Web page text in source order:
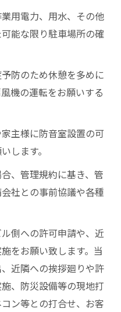
用電力、用水、その他
能な限り駐車場所の確
防のため休憩を多めに
機の運転をお願いする
主様に防音室設置の可
します。
、管理規約に基き、管
社との事前協議や各種
側への許可申請や、近
をお願い致します。当
近隣への挨拶廻りや許
、防災設備等の現地打
ン等との打合せ、お客